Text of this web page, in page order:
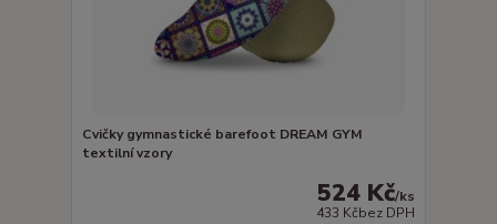
Cvičky gymnastické barefoot DREAM GYM
textilní vzory
524 Kč/ks
433 Kčbez DPH